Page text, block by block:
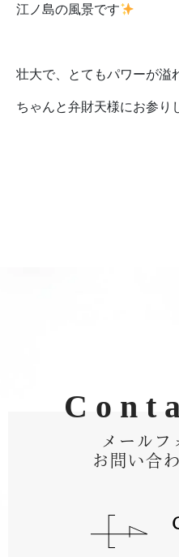
江ノ島の風景です
壮大で、とてもパワーが溢
ちゃんと弁財天様にお参り
メールフ
お問い合